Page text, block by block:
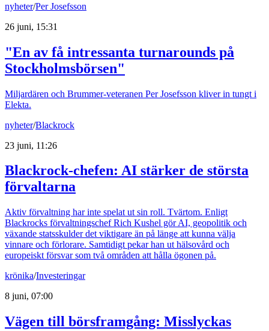
nyheter/Per Josefsson
26 juni, 15:31
"En av få intressanta turnarounds på
Stockholmsbörsen"
Miljardären och Brummer-veteranen Per Josefsson kliver in tungt i
Elekta.
nyheter/Blackrock
23 juni, 11:26
Blackrock-chefen: AI stärker de största
förvaltarna
Aktiv förvaltning har inte spelat ut sin roll. Tvärtom. Enligt
Blackrocks förvaltningschef Rich Kushel gör AI, geopolitik och
växande statsskulder det viktigare än på länge att kunna välja
vinnare och förlorare. Samtidigt pekar han ut hälsovård och
europeiskt försvar som två områden att hålla ögonen på.
krönika/Investeringar
8 juni, 07:00
Vägen till börsframgång: Misslyckas